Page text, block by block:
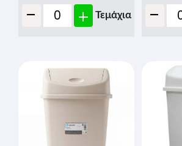
- + Τεμάχια -